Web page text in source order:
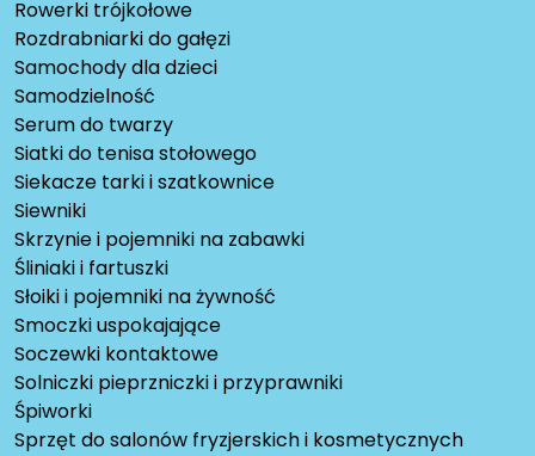
Rowerki trójkołowe
Rozdrabniarki do gałęzi
Samochody dla dzieci
Samodzielność
Serum do twarzy
Siatki do tenisa stołowego
Siekacze tarki i szatkownice
Siewniki
Skrzynie i pojemniki na zabawki
Śliniaki i fartuszki
Słoiki i pojemniki na żywność
Smoczki uspokajające
Soczewki kontaktowe
Solniczki pieprzniczki i przyprawniki
Śpiworki
Sprzęt do salonów fryzjerskich i kosmetycznych